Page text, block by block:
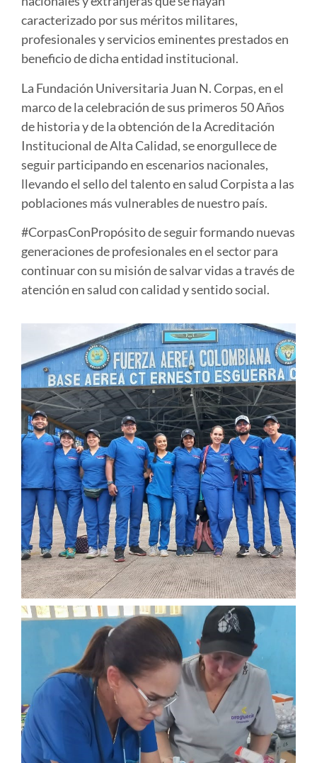
caracterizado por sus méritos militares,
profesionales y servicios eminentes prestados en
beneficio de dicha entidad institucional.
La Fundación Universitaria Juan N. Corpas, en el
marco de la celebración de sus primeros 50 Años
de historia y de la obtención de la Acreditación
Institucional de Alta Calidad, se enorgullece de
seguir participando en escenarios nacionales,
llevando el sello del talento en salud Corpista a las
poblaciones más vulnerables de nuestro país.
#CorpasConPropósito de seguir formando nuevas
generaciones de profesionales en el sector para
continuar con su misión de salvar vidas a través de
atención en salud con calidad y sentido social.